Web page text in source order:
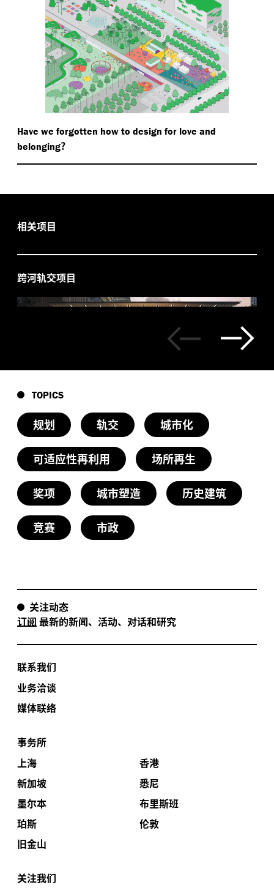
Have we forgotten how to design for love and
belonging?
相关项目
跨河轨交项目
TOPICS
规划 轨交 城市化
可适应性再利用 场所再生
奖项 城市塑造 历史建筑
竞赛 市政
关注动态
订阅 最新的新闻、活动、对话和研究
联系我们
业务洽谈
媒体联络
事务所
上海
香港
新加坡
悉尼
墨尔本
布里斯班
珀斯
伦敦
旧金山
关注我们